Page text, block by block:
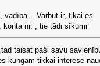
vadība... Varbūt ir, tikai es
konta nr. , tie tādi sīkumi
taisat paši savu
kungam tikkai interesē